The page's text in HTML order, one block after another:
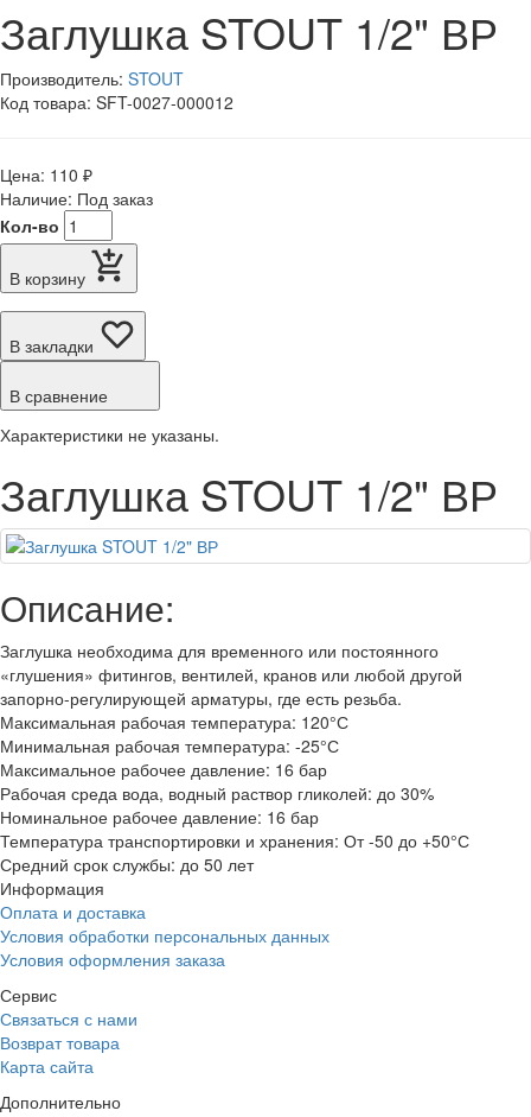
Заглушка STOUT 1/2" ВР
Производитель: STOUT
Код товара: SFT-0027-000012
Цена: 110 ₽
Наличие: Под заказ
Кол-во
В корзину
В закладки
В сравнение
Характеристики не указаны.
Заглушка STOUT 1/2" ВР
Описание:
Заглушка необходима для временного или постоянного
«глушения» фитингов, вентилей, кранов или любой другой
запорно-регулирующей арматуры, где есть резьба.
Максимальная рабочая температура: 120°С
Минимальная рабочая температура: -25°С
Максимальное рабочее давление: 16 бар
Рабочая среда вода, водный раствор гликолей: до 30%
Номинальное рабочее давление: 16 бар
Температура транспортировки и хранения: От -50 до +50°С
Средний срок службы: до 50 лет
Информация
Оплата и доставка
Условия обработки персональных данных
Условия оформления заказа
Сервис
Связаться с нами
Возврат товара
Карта сайта
Дополнительно